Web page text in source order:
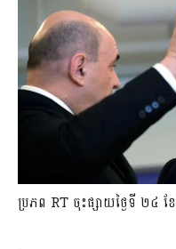
ប្រភព RT ចុះផ្សាយថ្ងៃទី ២៤ ខ